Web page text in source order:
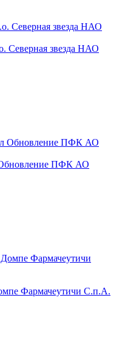
Северная звезда НАО
Обновление ПФК АО
Фармачеутичи С.п.А.